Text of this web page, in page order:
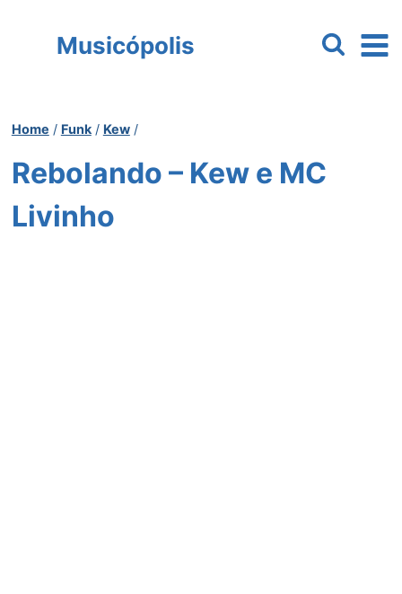
Musicópolis
Home / Funk / Kew /
Rebolando – Kew e MC
Livinho